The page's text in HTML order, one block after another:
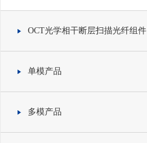
OCT光学相干断层扫描光纤组件
单模产品
多模产品